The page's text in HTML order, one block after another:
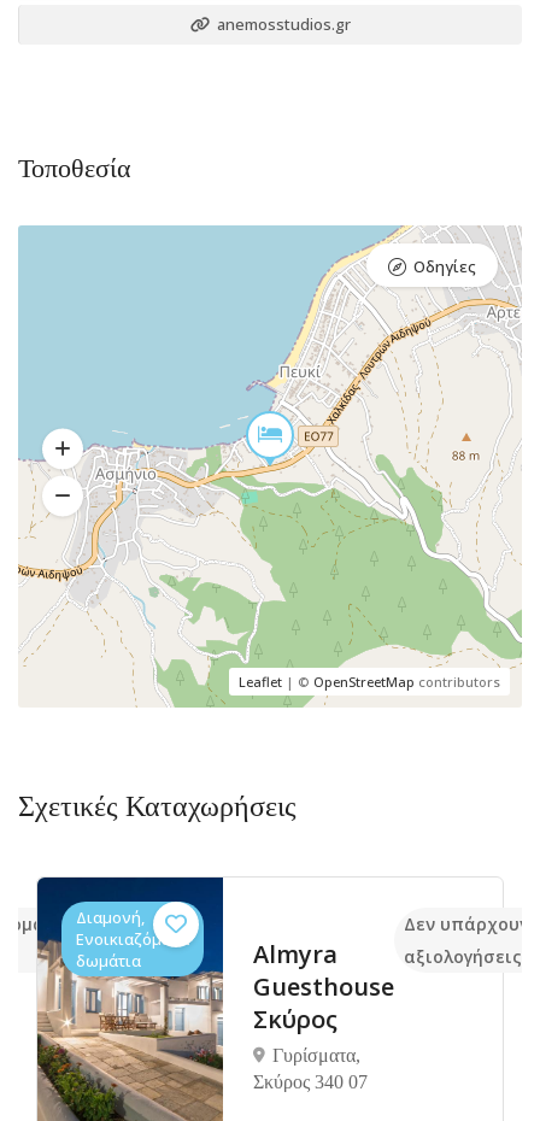
anemosstudios.gr
Τοποθεσία
Leaflet | © OpenStreetMap contributors
Οδηγίες
Σχετικές Καταχωρήσεις
Διαμονή,
Ενοικιαζόμενα
δωμάτια
Almyra
Guesthouse
Σκύρος
Γυρίσματα,
Σκύρος 340 07
Δεν υπάρχουν
αξιολογήσεις